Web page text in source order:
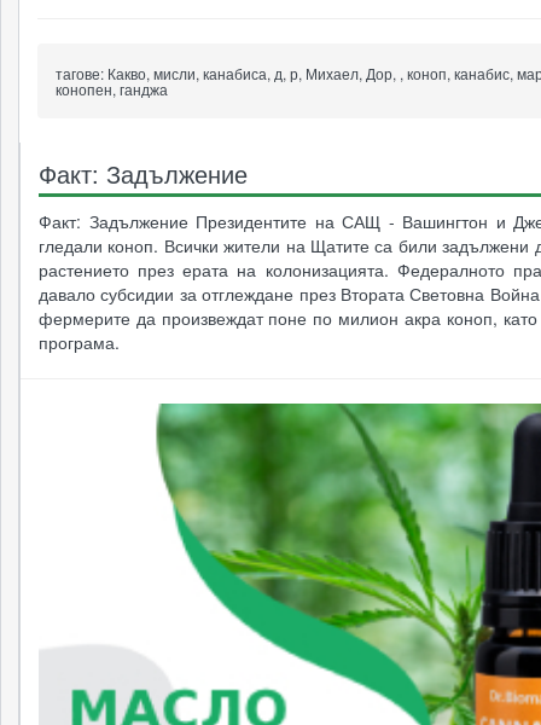
тагове: Какво, мисли, канабиса, д, р, Михаел, Дор, , коноп, канабис,
конопен, ганджа
Факт: Задължение
Факт: Задължение Президентите на САЩ - Вашингтон и
гледали коноп. Всички жители на Щатите са били задължени
растението през ерата на колонизацията. Федералното
давало субсидии за отглеждане през Втората Световна
фермерите да произвеждат поне по милион акра коноп, като
програма.